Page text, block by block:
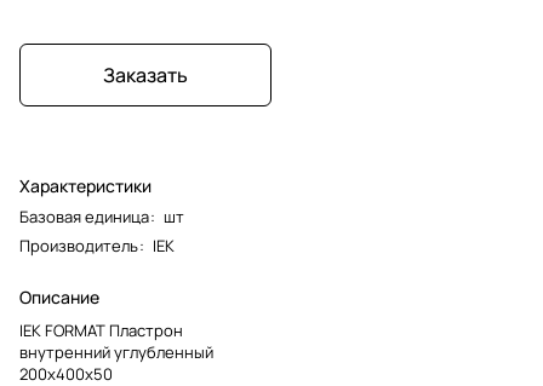
Заказать
Характеристики
Базовая единица: шт
Производитель: IEK
Описание
IEK FORMAT Пластрон
внутренний углубленный
200х400х50